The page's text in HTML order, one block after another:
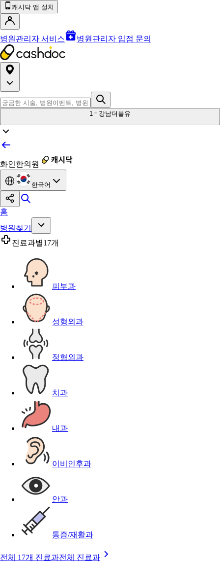
캐시닥 앱 설치
병원관리자 서비스 병원관리자 입점 문의
1 강남더블유
화인한의원
한국어
홈
병원찾기
진료과별17개
피부과
성형외과
정형외과
치과
내과
이비인후과
안과
통증/재활과
전체 17개 진료과전체 진료과